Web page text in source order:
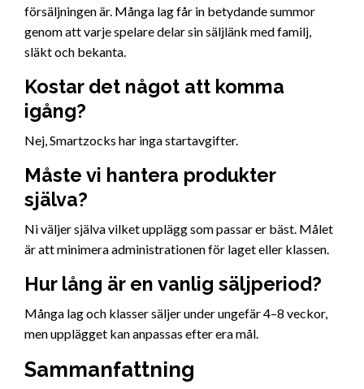
försäljningen är. Många lag får in betydande summor
genom att varje spelare delar sin säljlänk med familj,
släkt och bekanta.
Kostar det något att komma
igång?
Nej, Smartzocks har inga startavgifter.
Måste vi hantera produkter
själva?
Ni väljer själva vilket upplägg som passar er bäst. Målet
är att minimera administrationen för laget eller klassen.
Hur lång är en vanlig säljperiod?
Många lag och klasser säljer under ungefär 4–8 veckor,
men upplägget kan anpassas efter era mål.
Sammanfattning